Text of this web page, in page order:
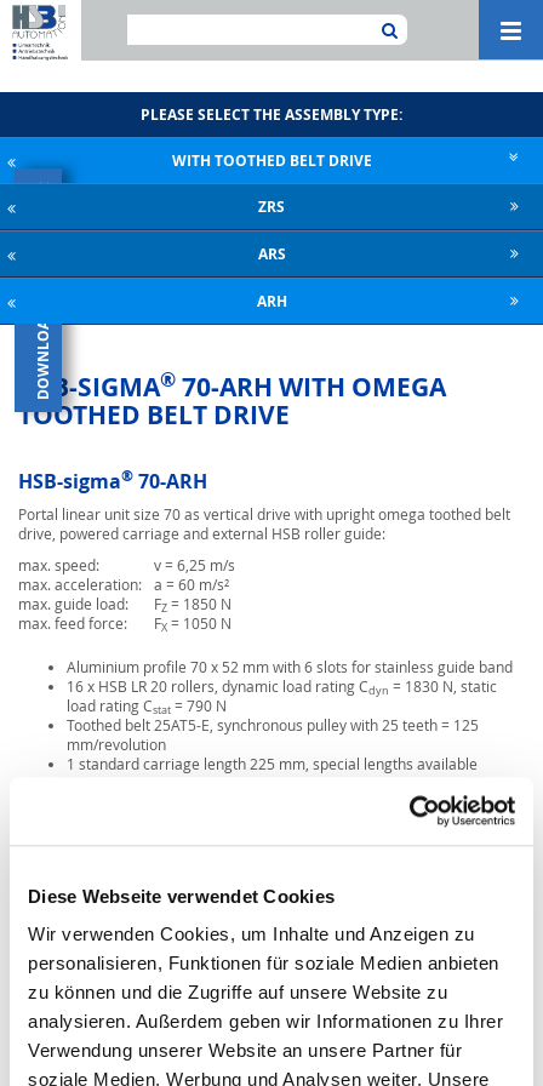
Diese Webseite verwendet Cookies
Wir verwenden Cookies, um Inhalte und Anzeigen zu
personalisieren, Funktionen für soziale Medien anbieten
zu können und die Zugriffe auf unsere Website zu
analysieren. Außerdem geben wir Informationen zu Ihrer
Verwendung unserer Website an unsere Partner für
soziale Medien, Werbung und Analysen weiter. Unsere
×
DOWNLOAD CATALOGUE
PLEASE SELECT THE ASSEMBLY TYPE:
WITH TOOTHED BELT DRIVE
ZRS
ARS
ARH
HSB-SIGMA® 70-ARH WITH OMEGA
TOOTHED BELT DRIVE
HSB-sigma® 70-ARH
Portal linear unit size 70 as vertical drive with upright omega toothed belt
drive, powered carriage and external HSB roller guide:
max. speed:
v = 6,25 m/s
max. acceleration:
a = 60 m/s²
max. guide load:
FZ = 1850 N
max. feed force:
FX = 1050 N
Aluminium profile 70 x 52 mm with 6 slots for stainless guide band
16 x HSB LR 20 rollers, dynamic load rating Cdyn = 1830 N, static
load rating Cstat = 790 N
Toothed belt 25AT5-E, synchronous pulley with 25 teeth = 125
mm/revolution
1 standard carriage length 225 mm, special lengths available